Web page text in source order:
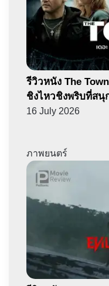
รีวิวหนัง The
ชิงไหวชิงพริบที่สนุ
16 July 2026
ภาพยนตร์